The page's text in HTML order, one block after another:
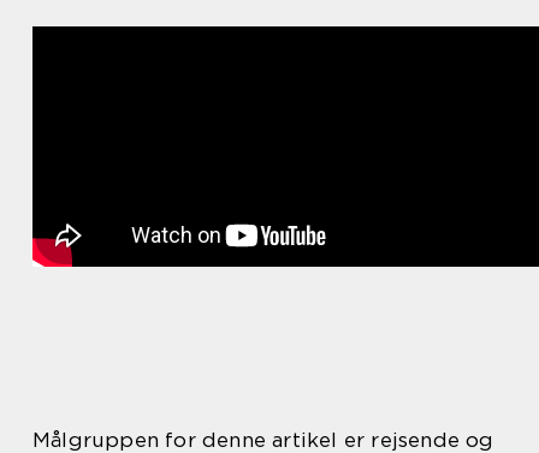
Målgruppen for denne artikel er rejsende og